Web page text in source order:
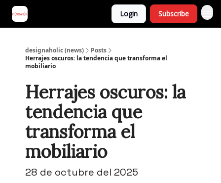
Login Subscribe
designaholic (news)
Posts
Herrajes oscuros: la tendencia que transforma el
mobiliario
Herrajes oscuros: la
tendencia que
transforma el
mobiliario
28 de octubre del 2025